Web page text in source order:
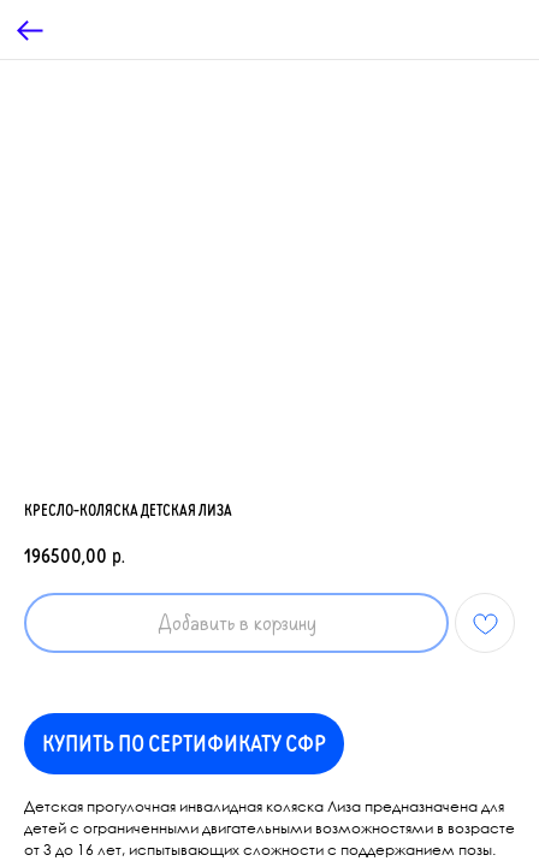
КРЕСЛО-КОЛЯСКА ДЕТСКАЯ ЛИЗА
196500,00 р.
Добавить в корзину
КУПИТЬ ПО СЕРТИФИКАТУ СФР
Детская прогулочная инвалидная коляска Лиза предназначена для
детей с ограниченными двигательными возможностями в возрасте
от 3 до 16 лет, испытывающих сложности с поддержанием позы.